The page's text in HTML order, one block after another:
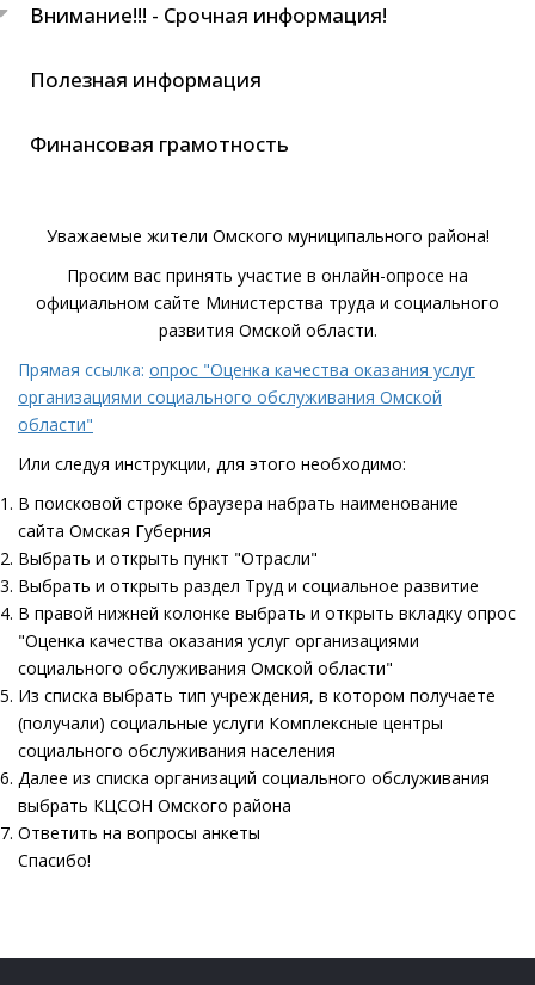
Внимание!!! - Срочная информация!
Полезная информация
Финансовая грамотность
Уважаемые жители Омского муниципального района!
Просим вас принять участие в онлайн-опросе на
официальном сайте Министерства труда и социального
развития Омской области.
Прямая ссылка: опрос "Оценка качества оказания услуг
организациями социального обслуживания Омской
области"
Или следуя инструкции, для этого необходимо:
В поисковой строке браузера набрать наименование
сайта Омская Губерния
Выбрать и открыть пункт "Отрасли"
Выбрать и открыть раздел Труд и социальное развитие
В правой нижней колонке выбрать и открыть вкладку опрос
"Оценка качества оказания услуг организациями
социального обслуживания Омской области"
Из списка выбрать тип учреждения, в котором получаете
(получали) социальные услуги Комплексные центры
социального обслуживания населения
Далее из списка организаций социального обслуживания
выбрать КЦСОН Омского района
Ответить на вопросы анкеты
Спасибо!